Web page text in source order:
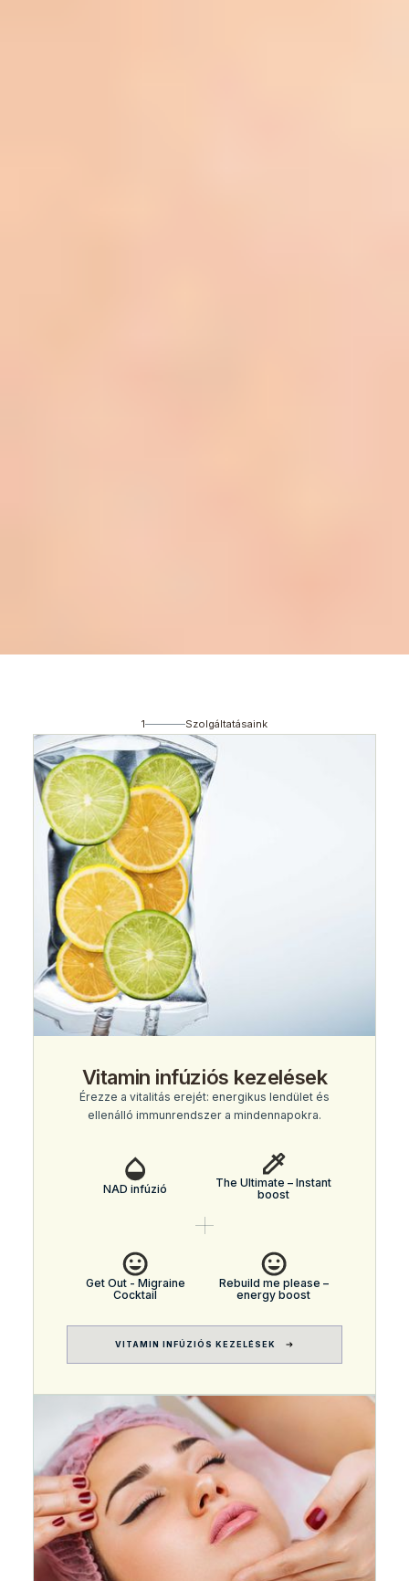
1 Szolgáltatásaink
Vitamin infúziós kezelések
Érezze a vitalitás erejét: energikus lendület és
ellenálló immunrendszer a mindennapokra.
NAD infúzió
The Ultimate – Instant
boost
Get Out - Migraine
Cocktail
Rebuild me please –
energy boost
VITAMIN INFÚZIÓS KEZELÉSEK